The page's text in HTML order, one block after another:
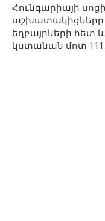
Հունգարիայի
եղբայրների հետ
կստանան մոտ 111